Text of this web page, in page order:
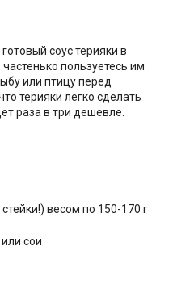
соус терияки в
пользуетесь им
или птицу перед
терияки легко сделать
раза в три дешевле.
весом по 150-170 г
сои